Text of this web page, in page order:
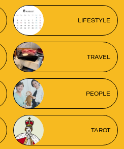
LIFESTYLE
TRAVEL
PEOPLE
TAROT